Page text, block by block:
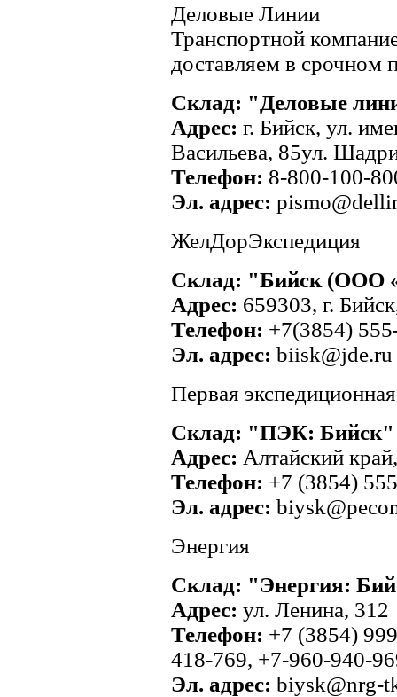
Деловые Линии
Транспортной
доставляем в срочном
Склад: "Деловые
Адрес: г. Бийск, ул.
Васильева, 85ул.
Телефон: 8-800-100-
Эл. адрес:
ЖелДорЭкспедиция
Склад: "Бийск (ООО
Адрес: 659303, г.
Телефон: +7(3854)
Эл. адрес: biisk@jde.ru
Первая
Склад: "ПЭК: Бийск"
Адрес: Алтайский
Телефон: +7 (3854)
Эл. адрес:
Энергия
Склад: "Энергия:
Адрес: ул. Ленина, 312
Телефон: +7 (3854)
418-769, +7-960-940-
Эл. адрес: biysk@nrg-